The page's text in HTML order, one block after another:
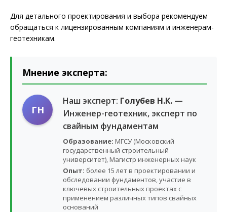
Для детального проектирования и выбора рекомендуем
обращаться к лицензированным компаниям и инженерам-
геотехникам.
Мнение эксперта:
ГН
Наш эксперт: Голубев Н.К. —
Инженер-геотехник, эксперт по
свайным фундаментам
Образование: МГСУ (Московский
государственный строительный
университет), Магистр инженерных наук
Опыт: более 15 лет в проектировании и
обследовании фундаментов, участие в
ключевых строительных проектах с
применением различных типов свайных
оснований